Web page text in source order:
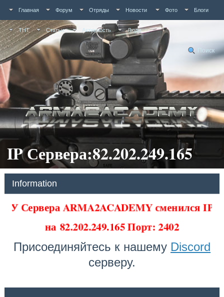
Главная Форум Отряды Новости Фото Блоги
ТНТ Статьи Активность Люди
Поиск
IP Сервера:82.202.249.165
Information
У Сервера ARMA2ACADEMY сменился IP
на 82.202.249.165 Порт: 2402
Присоединяйтесь к нашему Discord
серверу.